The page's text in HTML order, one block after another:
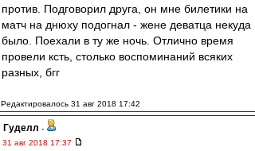
против. Подговорил друга, он мне билетики на
матч на днюху подогнал - жене деватца некуда
было. Поехали в ту же ночь. Отлично время
провели ксть, столько воспоминаний всяких
разных, бгг
Редактировалось 31 авг 2018 17:42
Гуделл -
31 авг 2018 17:37